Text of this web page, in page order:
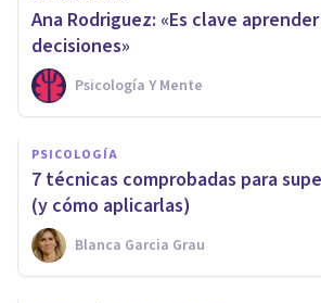
Ana Rodriguez: «Es clave
decisiones»
Psicología Y Mente
PSICOLOGÍA
7 técnicas comprobadas para
(y cómo aplicarlas)
Blanca Garcia Grau